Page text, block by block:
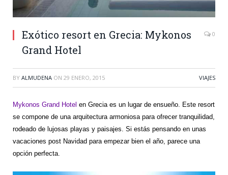
Exótico resort en Grecia: Mykonos
Grand Hotel
0
BY ALMUDENA ON 29 ENERO, 2015 VIAJES
Mykonos Grand Hotel en Grecia es un lugar de ensueño. Este resort
se compone de una arquitectura armoniosa para ofrecer tranquilidad,
rodeado de lujosas playas y paisajes. Si estás pensando en unas
vacaciones post Navidad para empezar bien el año, parece una
opción perfecta.